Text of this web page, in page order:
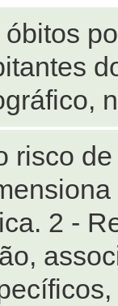
risco
2 -